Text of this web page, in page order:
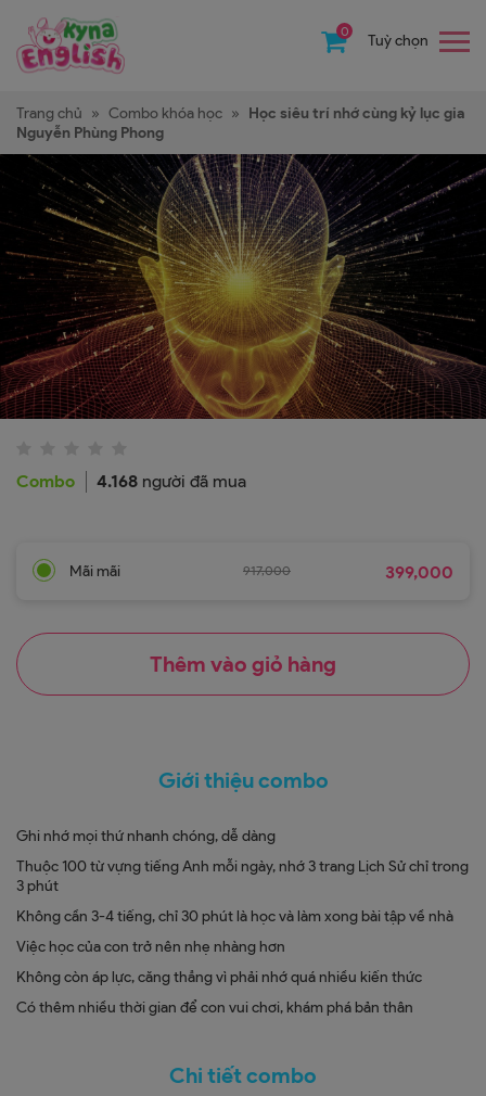
0
Tuỳ chọn
Trang chủ » Combo khóa học » Học siêu trí nhớ cùng kỷ lục gia
Nguyễn Phùng Phong
Combo 4.168 người đã mua
Mãi mãi 917,000 399,000
Thêm vào giỏ hàng
Giới thiệu combo
Ghi nhớ mọi thứ nhanh chóng, dễ dàng
Thuộc 100 từ vựng tiếng Anh mỗi ngày, nhớ 3 trang Lịch Sử chỉ trong
3 phút
Không cần 3-4 tiếng, chỉ 30 phút là học và làm xong bài tập về nhà
Việc học của con trở nên nhẹ nhàng hơn
Không còn áp lực, căng thẳng vì phải nhớ quá nhiều kiến thức
Có thêm nhiều thời gian để con vui chơi, khám phá bản thân
Chi tiết combo